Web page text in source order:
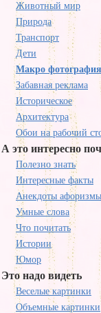
Животный мир
Природа
Транспорт
Дети
Макро фотография
Забавная реклама
Историческое
Архитектура
Обои на рабочий
А это интересно
Полезно знать
Интересные факты
Анекдоты афоризмы
Умные слова
Что почитать
Истории
Юмор
Это надо видеть
Веселые картинки
Объемные картинки